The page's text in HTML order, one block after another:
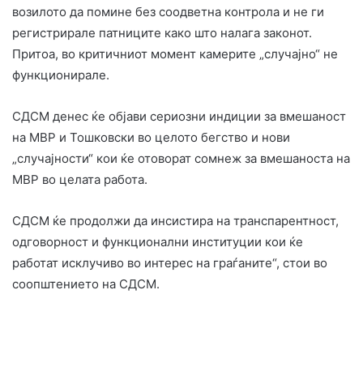
возилото да помине без соодветна контрола и не ги
регистрирале патниците како што налага законот.
Притоа, во критичниот момент камерите „случајно“ не
функционирале.
СДСМ денес ќе објави сериозни индиции за вмешаност
на МВР и Тошковски во целото бегство и нови
„случајности“ кои ќе отоворат сомнеж за вмешаноста на
МВР во целата работа.
СДСМ ќе продолжи да инсистира на транспарентност,
одговорност и функционални институции кои ќе
работат исклучиво во интерес на граѓаните“, стои во
соопштението на СДСМ.